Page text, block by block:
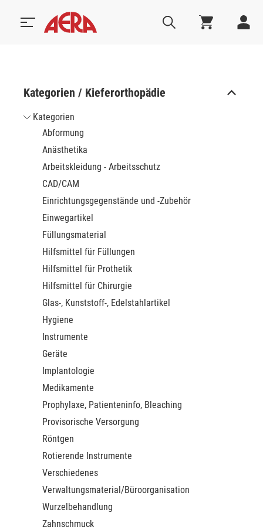
Kategorien / Kieferorthopädie
Kategorien
Abformung
Anästhetika
Arbeitskleidung - Arbeitsschutz
CAD/CAM
Einrichtungsgegenstände und -Zubehör
Einwegartikel
Füllungsmaterial
Hilfsmittel für Füllungen
Hilfsmittel für Prothetik
Hilfsmittel für Chirurgie
Glas-, Kunststoff-, Edelstahlartikel
Hygiene
Instrumente
Geräte
Implantologie
Medikamente
Prophylaxe, Patienteninfo, Bleaching
Provisorische Versorgung
Röntgen
Rotierende Instrumente
Verschiedenes
Verwaltungsmaterial/Büroorganisation
Wurzelbehandlung
Zahnschmuck